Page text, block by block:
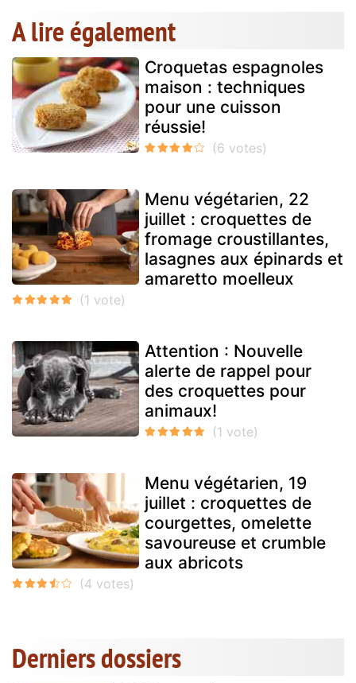
A lire également
Croquetas espagnoles
maison : techniques
pour une cuisson
réussie!
Menu végétarien, 22
juillet : croquettes de
fromage croustillantes,
lasagnes aux épinards et
amaretto moelleux
Attention : Nouvelle
alerte de rappel pour
des croquettes pour
animaux!
Menu végétarien, 19
juillet : croquettes de
courgettes, omelette
savoureuse et crumble
aux abricots
Derniers dossiers